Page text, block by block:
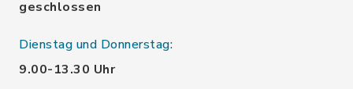
geschlossen
Dienstag und Donnerstag:
9.00-13.30 Uhr